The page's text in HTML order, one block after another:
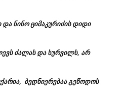
და ნინო ციმაკურიძის დიდი
ძალას და სურვილს, არ
ბედნიერებაა გეწოდოს